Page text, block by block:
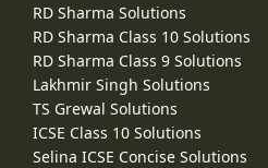
RD Sharma Solutions
RD Sharma Class 10 Solutions
RD Sharma Class 9 Solutions
Lakhmir Singh Solutions
TS Grewal Solutions
ICSE Class 10 Solutions
Selina ICSE Concise Solutions